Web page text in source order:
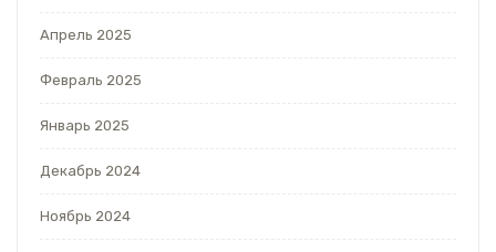
Апрель 2025
Февраль 2025
Январь 2025
Декабрь 2024
Ноябрь 2024